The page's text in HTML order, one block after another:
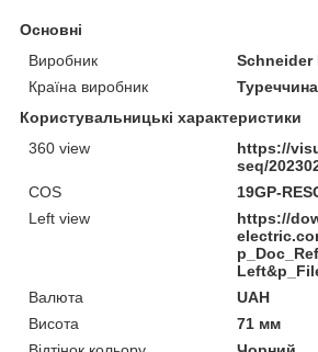
Основні
Виробник
Schneider
Країна виробник
Туреччина
Користувальницькі характеристики
360 view
https://
seq/
COS
19GP-
Left view
https://
Валюта
UAH
Висота
71 мм